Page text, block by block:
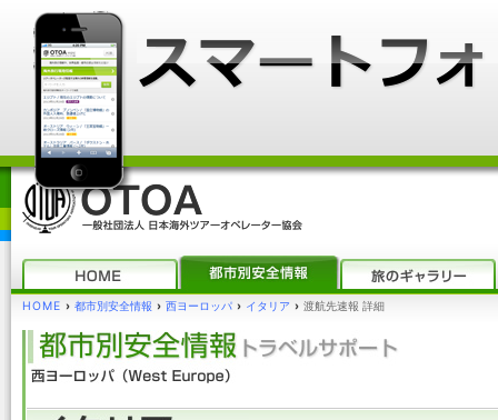
HOME › 都市別安全情報 › 西ヨーロッパ › イタリア › 渡航先速報 詳細